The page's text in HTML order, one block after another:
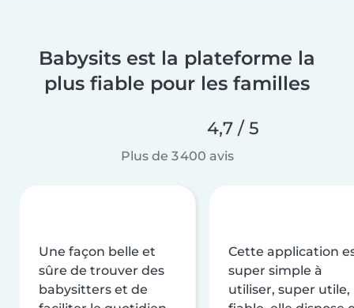
Babysits est la plateforme la
plus fiable pour les familles
4,7 / 5
Plus de 3 400 avis
Une façon belle et
sûre de trouver des
babysitters et de
Cette application
super simple à
utiliser, super utile,